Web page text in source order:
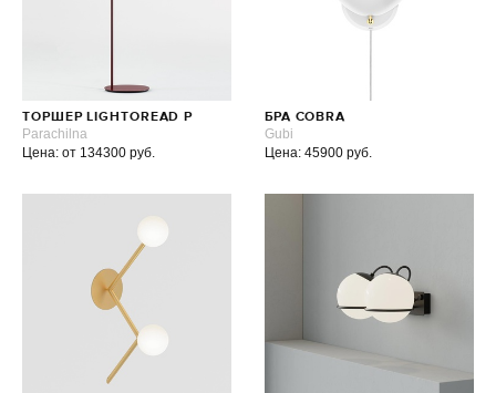
ТОРШЕР LIGHTOREAD P
Parachilna
Цена: от 134300 руб.
БРА COBRA
Gubi
Цена: 45900 руб.